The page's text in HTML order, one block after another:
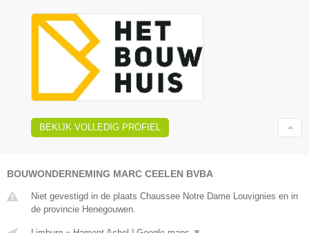
BEKIJK VOLLEDIG PROFIEL
BOUWONDERNEMING MARC CEELEN BVBA
Niet gevestigd in de plaats Chaussee Notre Dame Louvignies en in
de provincie Henegouwen.